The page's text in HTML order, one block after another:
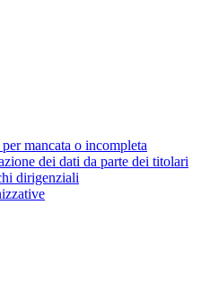
mancata o incompleta
dei dati da parte dei titolari
dirigenziali